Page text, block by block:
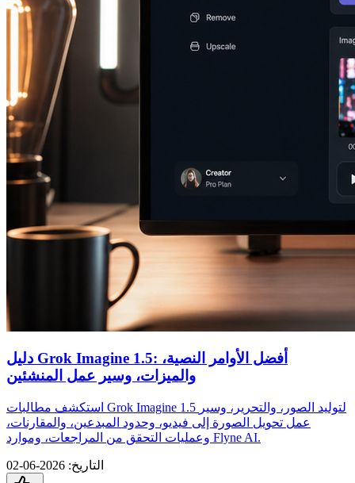
دليل Grok Imagine 1.5: أفضل الأوامر النصية،
والميزات، وسير عمل المنشئين
استكشف مطالبات Grok Imagine 1.5 لتوليد الصور، والتحرير، وسير
عمل تحويل الصورة إلى فيديو، وحدود المبدعين، والمقارنات،
وعمليات التحقق من المراجعات، وموارد Flyne AI.
التاريخ:
2026-06-02